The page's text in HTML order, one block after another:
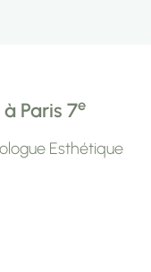
Paris 7e
Esthétique